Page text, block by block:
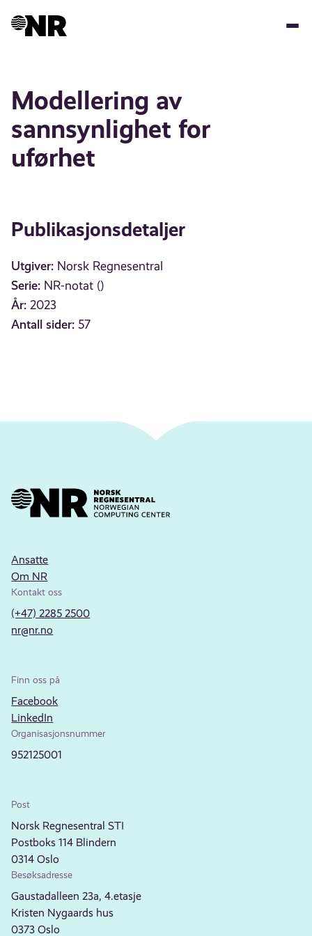
Modellering av
sannsynlighet for
uførhet
Publikasjonsdetaljer
Utgiver: Norsk Regnesentral
Serie: NR-notat ()
År: 2023
Antall sider: 57
Ansatte
Om NR
Kontakt oss
(+47) 2285 2500
nr@nr.no
Finn oss på
Facebook
LinkedIn
Organisasjonsnummer
952125001
Post
Norsk Regnesentral STI
Postboks 114 Blindern
0314 Oslo
Besøksadresse
Gaustadalleen 23a, 4.etasje
Kristen Nygaards hus
0373 Oslo